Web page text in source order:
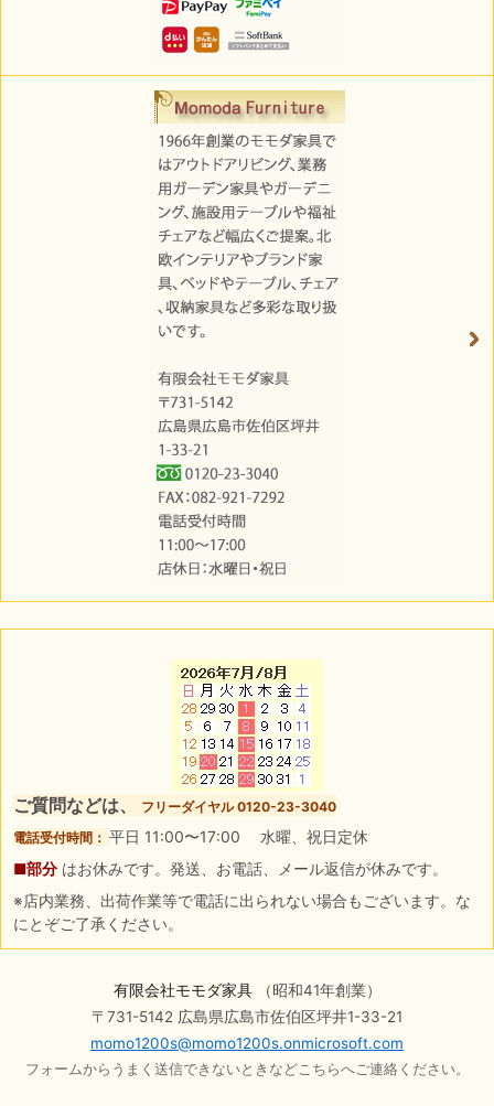
ご質問などは、
フリーダイヤル 0120-23-3040
電話受付時間： 平日 11:00〜17:00 水曜、祝日定休
■部分 はお休みです。発送、お電話、メール返信が休みです。
※店内業務、出荷作業等で電話に出られない場合もございます。な
にとぞご了承ください。
有限会社モモダ家具（昭和41年創業）
〒731-5142 広島県広島市佐伯区坪井1-33-21
momo1200s@momo1200s.onmicrosoft.com
フォームからうまく送信できないときなどこちらへご連絡ください。